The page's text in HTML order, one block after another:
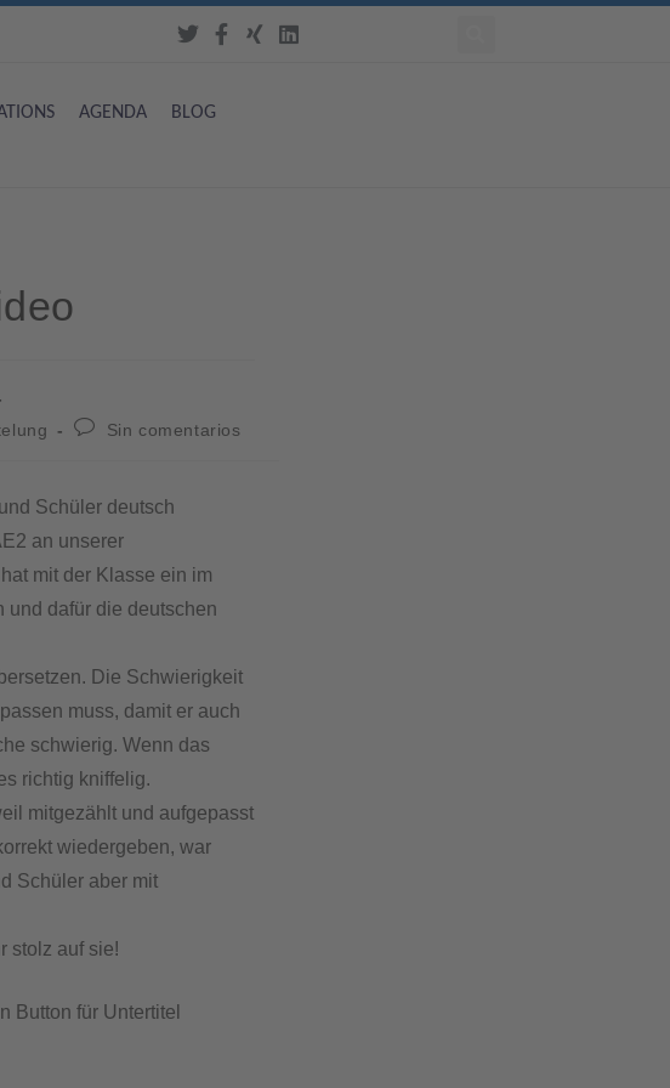
AGENDA BLOG
Sin comentarios
Schüler deutsch
an unserer
mit der Klasse ein im
dafür die deutschen
Die Schwierigkeit
muss, damit er auch
schwierig. Wenn das
richtig kniffelig.
mitgezählt und aufgepasst
wiedergeben, war
Schüler aber mit
stolz auf sie!
Button für Untertitel